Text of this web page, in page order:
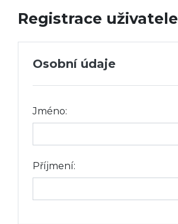
Registrace uživatele
Osobní údaje
Jméno:
Příjmení: